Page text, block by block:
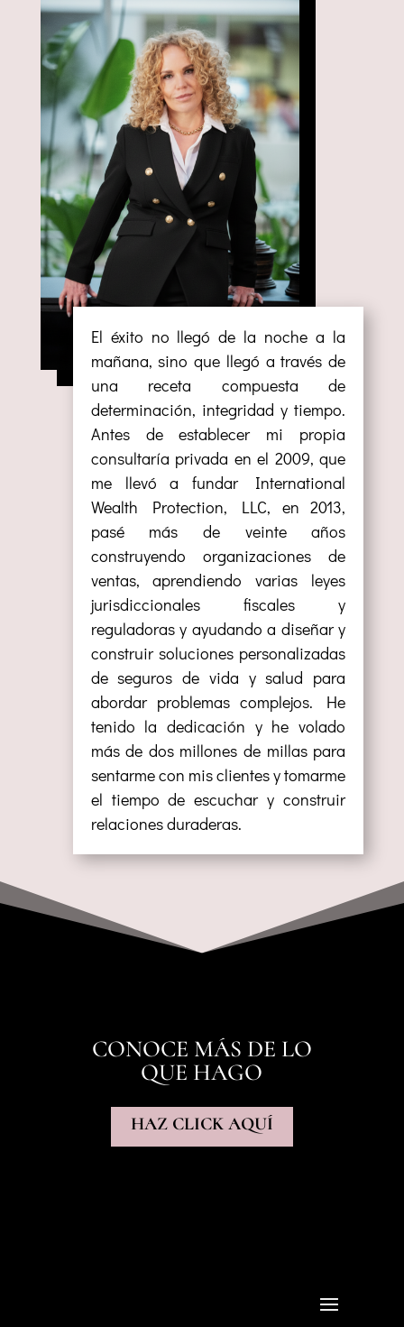
El éxito no llegó de la noche a la
mañana, sino que llegó a través de
una receta compuesta de
determinación, integridad y tiempo.
Antes de establecer mi propia
consultaría privada en el 2009, que
me llevó a fundar International
Wealth Protection, LLC, en 2013,
pasé más de veinte años
construyendo organizaciones de
ventas, aprendiendo varias leyes
jurisdiccionales fiscales y
reguladoras y ayudando a diseñar y
construir soluciones personalizadas
de seguros de vida y salud para
abordar problemas complejos. He
tenido la dedicación y he volado
más de dos millones de millas para
sentarme con mis clientes y tomarme
el tiempo de escuchar y construir
relaciones duraderas.
CONOCE MÁS DE LO
QUE HAGO
HAZ CLICK AQUÍ